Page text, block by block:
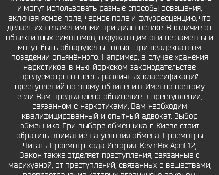
и могут использовать разные способы освещения,
включая ясное поле, черное поле и флуоресценцию, что
делает их незаменимыми при диагностике. В отличие от
объективных симптомов, окружающим они не заметны и
могут быть обнаружены только при неадекватном
поведении опьянённого. Например, в случае хранения
наркотиков, в нью-йоркском законодательстве
предусмотрено шесть различных классификаций
преступлений по этому обвинению. Именно поэтому
если Вам предъявлено обвинение в преступлении,
связанном с наркотиками, Вам необходим
квалифицированный и опытный адвокат. Выбор
обменника При выборе обменника в Киеве стоит
обратить внимание на условия обмена. Просмотры
Читать Просмотр кода История. KevinBix April 12,
Закон также отделяет преступления, связанные с
марихуаной, от преступлений, связанных с веществами,